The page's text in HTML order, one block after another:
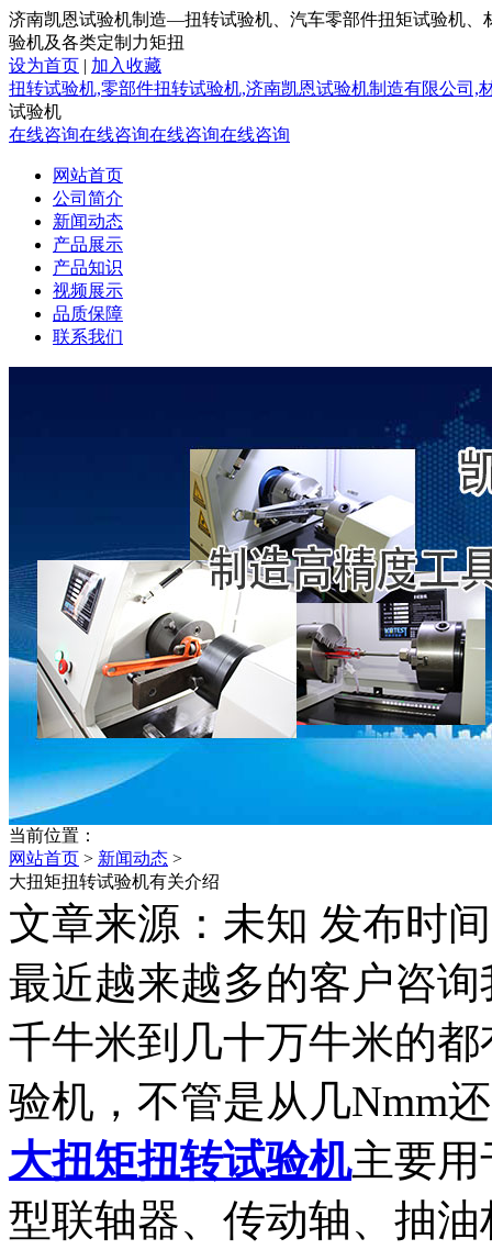
济南凯恩试验机制造—扭转试验机、汽车零部件扭矩试验机
验机及各类定制力矩扭
设为首页 | 加入收藏
扭转试验机,零部件扭转试验机,济南凯恩试验机制造有限公司,
试验机
在线咨询在线咨询在线咨询在线咨询
网站首页
公司简介
新闻动态
产品展示
产品知识
视频展示
品质保障
联系我们
当前位置：
网站首页 > 新闻动态 >
大扭矩扭转试验机有关介绍
文章来源：未知 发布时
最近越来越多的客户咨
千牛米到几十万牛米的
验机，不管是从几Nmm
大扭矩扭转试验机主要用
型联轴器、传动轴、抽